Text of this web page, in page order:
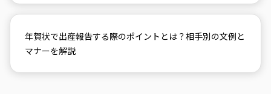
年賀状で出産報告する際のポイントとは？相手別の文例と
マナーを解説